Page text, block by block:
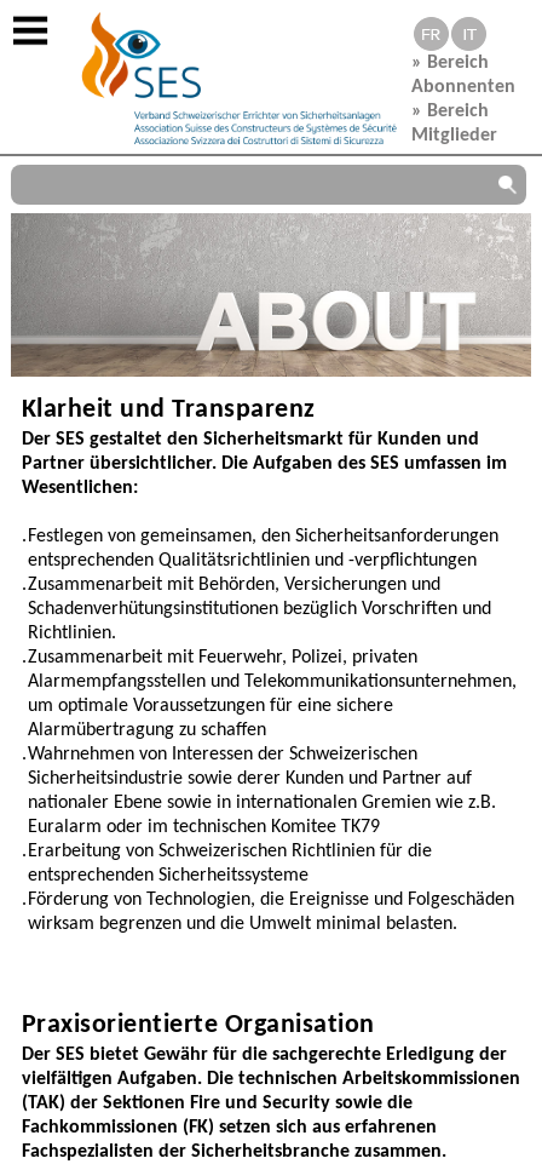
» Bereich
Abonnenten
» Bereich
Mitglieder
Klarheit und Transparenz
Der SES gestaltet den Sicherheitsmarkt für Kunden und
Partner übersichtlicher. Die Aufgaben des SES umfassen im
Wesentlichen:
.Festlegen von gemeinsamen, den Sicherheitsanforderungen
entsprechenden Qualitätsrichtlinien und -verpflichtungen
.Zusammenarbeit mit Behörden, Versicherungen und
Schadenverhütungsinstitutionen bezüglich Vorschriften und
Richtlinien.
.Zusammenarbeit mit Feuerwehr, Polizei, privaten
Alarmempfangsstellen und Telekommunikationsunternehmen,
um optimale Voraussetzungen für eine sichere
Alarmübertragung zu schaffen
.Wahrnehmen von Interessen der Schweizerischen
Sicherheitsindustrie sowie derer Kunden und Partner auf
nationaler Ebene sowie in internationalen Gremien wie z.B.
Euralarm oder im technischen Komitee TK79
.Erarbeitung von Schweizerischen Richtlinien für die
entsprechenden Sicherheitssysteme
.Förderung von Technologien, die Ereignisse und Folgeschäden
wirksam begrenzen und die Umwelt minimal belasten.
Praxisorientierte Organisation
Der SES bietet Gewähr für die sachgerechte Erledigung der
vielfältigen Aufgaben. Die technischen Arbeitskommissionen
(TAK) der Sektionen Fire und Security sowie die
Fachkommissionen (FK) setzen sich aus erfahrenen
Fachspezialisten der Sicherheitsbranche zusammen.